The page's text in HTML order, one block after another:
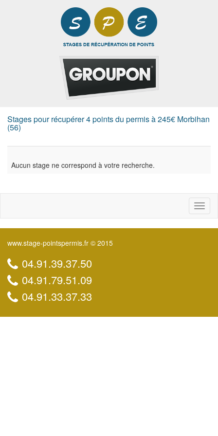
Stages pour récupérer 4 points du permis à 245€ Morbihan
(56)
Aucun stage ne correspond à votre recherche.
www.stage-pointspermis.fr © 2015
04.91.39.37.50
04.91.79.51.09
04.91.33.37.33